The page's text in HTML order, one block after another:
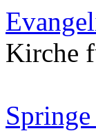
Kirche